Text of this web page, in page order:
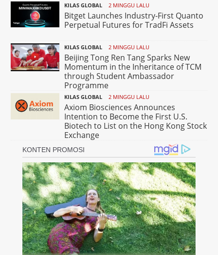
KILAS GLOBAL 2 MINGGU LALU
Bitget Launches Industry-First Quanto
Perpetual Futures for TradFi Assets
KILAS GLOBAL 2 MINGGU LALU
Beijing Tong Ren Tang Sparks New
Momentum in the Inheritance of TCM
through Student Ambassador
Programme
KILAS GLOBAL 2 MINGGU LALU
Axiom Biosciences Announces
Intention to Become the First U.S.
Biotech to List on the Hong Kong Stock
Exchange